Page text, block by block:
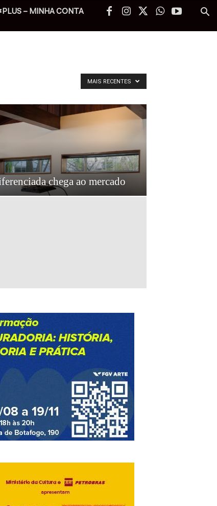
– MINHA CONTA
MAIS RECENTES
chega ao mercado